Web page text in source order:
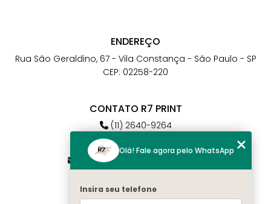
ENDEREÇO
Rua São Geraldino, 67 - Vila Constança - São Paulo - SP
CEP: 02258-220
CONTATO R7 PRINT
(11) 2640-9264
(11) 98784-6664
atendimento@r7print.com.br
MENU
Olá! Fale agora pelo WhatsApp
Insira seu telefone